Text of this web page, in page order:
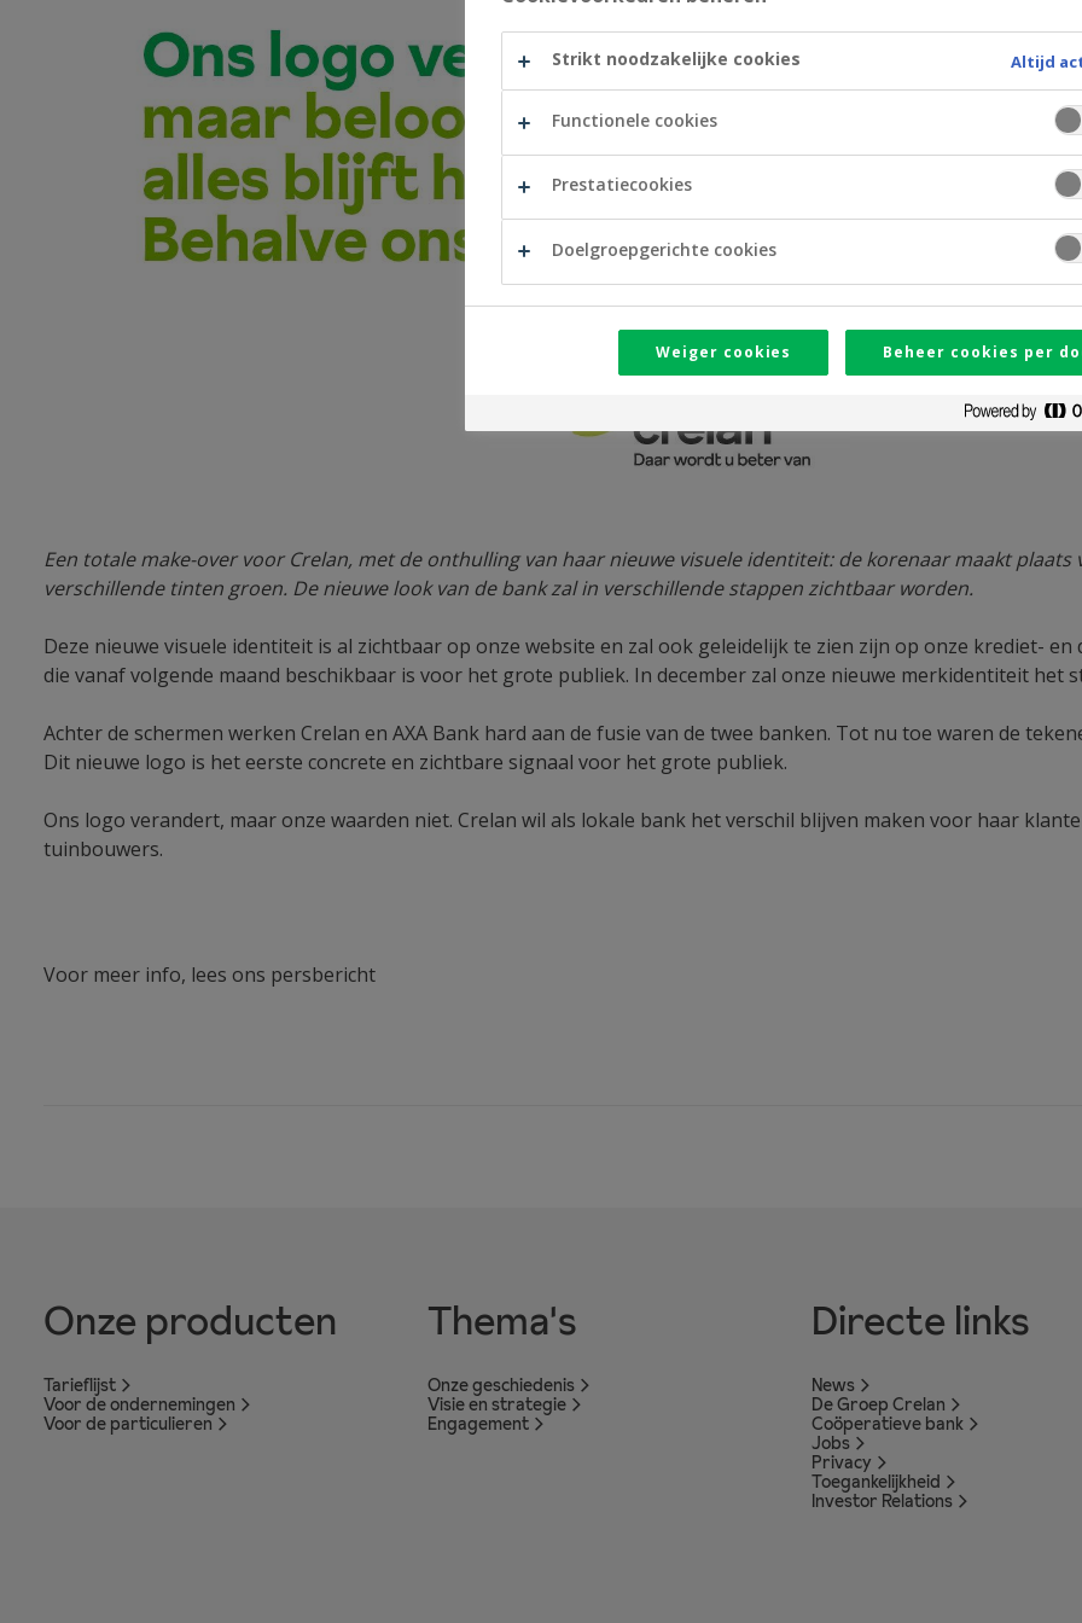
Een totale make-over voor Crelan, met de onthulling van haar nieuwe visuele identiteit: de korenaar maakt
verschillende tinten groen. De nieuwe look van de bank zal in verschillende stappen zichtbaar worden.
Deze nieuwe visuele identiteit is al zichtbaar op onze website en zal ook geleidelijk te zien zijn op onze krediet-
die vanaf volgende maand beschikbaar is voor het grote publiek. In december zal onze nieuwe merkidentiteit het
Achter de schermen werken Crelan en AXA Bank hard aan de fusie van de twee banken. Tot nu toe waren de
Dit nieuwe logo is het eerste concrete en zichtbare signaal voor het grote publiek.
Ons logo verandert, maar onze waarden niet. Crelan wil als lokale bank het verschil blijven maken voor haar
tuinbouwers.
Voor meer info, lees ons persbericht
Onze producten
Tarieflijst
Voor de ondernemingen
Voor de particulieren
Thema's
Onze geschiedenis
Visie en strategie
Engagement
Directe links
News
De Groep Crelan
Coöperatieve bank
Jobs
Privacy
Toegankelijkheid
Investor Relations
Strikt noodzakelijke cookies Altijd
Functionele cookies
Prestatiecookies
Doelgroepgerichte cookies
Weiger cookies Beheer cookies per